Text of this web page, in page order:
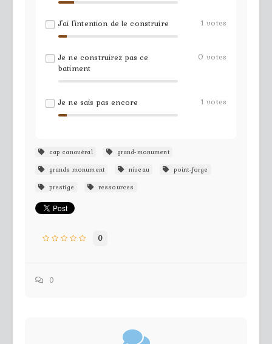
J'ai l'intention de le construire 1 votes
Je ne construirez pas ce
batiment
0 votes
Je ne sais pas encore 1 votes
cap canavéral
grand-monument
grands monument
niveau
point-forge
prestige
ressources
0
0